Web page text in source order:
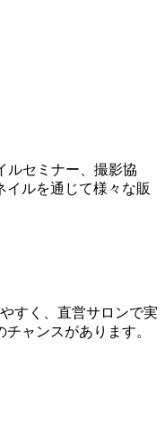
ルセミナー、撮影協
イルを通じて様々な販
すく、直営サロンで実
ャンスがあります。